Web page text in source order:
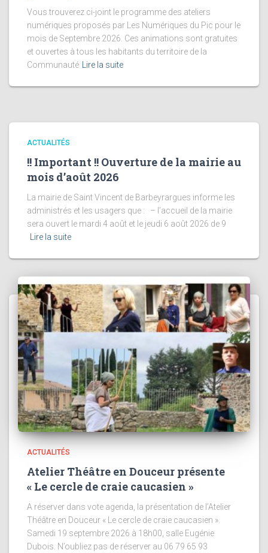
Vous trouverez ci-joint le programme des ateliers
numériques proposés par Les Numériques du Pic pour le
mois de Septembre 2026. Ces animations sont gratuites
et ouvertes à tous les habitants du territoire de la
Communauté Lire la suite
ACTUALITÉS
!! Important !! Ouverture de la mairie au
mois d’août 2026
La mairie de Saint Vincent de Barbeyrargues informe les
administrés et les usagers que : – l’accueil de la mairie
sera ouvert le mardi 4 août et le jeudi 6 août 2026 de 9
Lire la suite
ACTUALITÉS
Atelier Théâtre en Douceur présente
« Le cercle de craie caucasien »
A réserver dans vote agenda, la présentation de l’Atelier
Théâtre en Douceur « Le cercle de craie caucasien ».
Samedi 19 septembre 2026 à 18h00, salle Eugénie
Dubois. N’oubliez pas de réserver au 06 79 65 93